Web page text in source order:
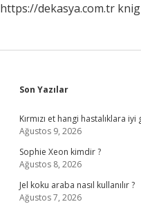
https://dekasya.com.tr
Sidebar
Son Yazılar
Kırmızı et hangi hastalıklara iyi
Ağustos 9, 2026
Sophie Xeon kimdir ?
Ağustos 8, 2026
Jel koku araba nasıl kullanılır ?
Ağustos 7, 2026